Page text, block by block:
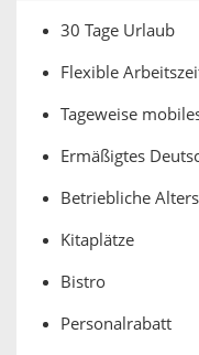
30 Tage Urlaub
Flexible
Tageweise
Ermäßigtes
Betriebliche
Kitaplätze
Bistro
Personalrabatt